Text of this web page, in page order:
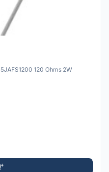
120 Ohms 2W